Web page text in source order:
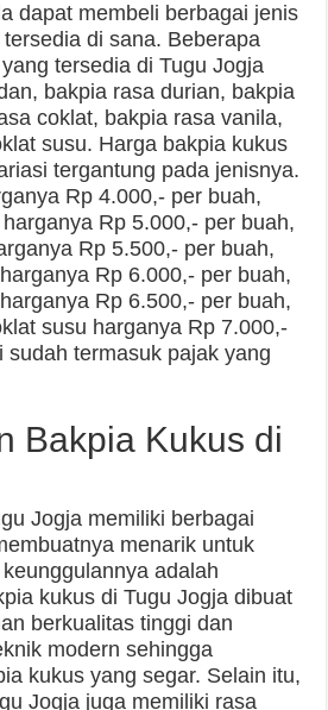
dapat membeli berbagai jenis
di sana. Beberapa
tersedia di Tugu Jogja
bakpia rasa durian, bakpia
coklat, bakpia rasa vanila,
susu. Harga bakpia kukus
tergantung pada jenisnya.
Rp 4.000,- per buah,
Rp 5.000,- per buah,
Rp 5.500,- per buah,
Rp 6.000,- per buah,
Rp 6.500,- per buah,
susu harganya Rp 7.000,-
sudah termasuk pajak yang
Bakpia Kukus di
Jogja memiliki berbagai
menarik untuk
adalah
kukus di Tugu Jogja dibuat
berkualitas tinggi dan
modern sehingga
kukus yang segar. Selain itu,
Jogja juga memiliki rasa